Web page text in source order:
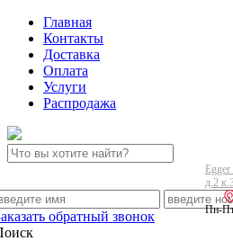
Главная
Контакты
Доставка
Оплата
Услуги
Распродажа
д.2
Пн-
обратный звонок